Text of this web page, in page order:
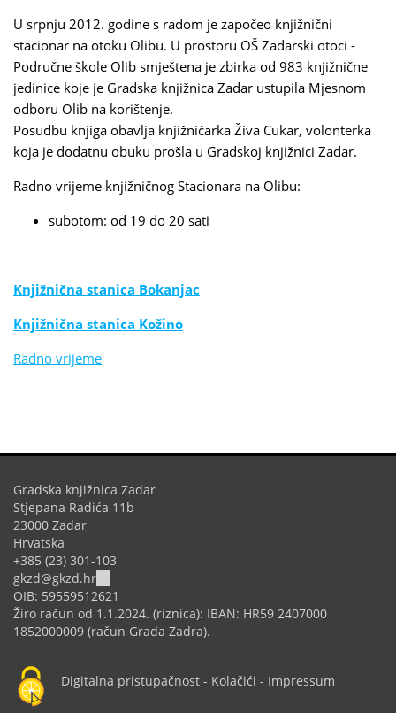
U srpnju 2012. godine s radom je započeo knjižnični
stacionar na otoku Olibu. U prostoru OŠ Zadarski otoci -
Područne škole Olib smještena je zbirka od 983 knjižnične
jedinice koje je Gradska knjižnica Zadar ustupila Mjesnom
odboru Olib na korištenje.
Posudbu knjiga obavlja knjižničarka Živa Cukar, volonterka
koja je dodatnu obuku prošla u Gradskoj knjižnici Zadar.
Radno vrijeme knjižničnog Stacionara na Olibu:
subotom: od 19 do 20 sati
Knjižnična stanica Bokanjac
Knjižnična stanica Kožino
Radno vrijeme
Gradska knjižnica Zadar
Stjepana Radića 11b
23000 Zadar
Hrvatska
+385 (23) 301-103
gkzd@gkzd.hr
sends
e-
mail)
OIB: 59559512621
Žiro račun od 1.1.2024. (riznica): IBAN: HR59 2407000
1852000009 (račun Grada Zadra).
Digitalna pristupačnost - Kolačići - Impressum